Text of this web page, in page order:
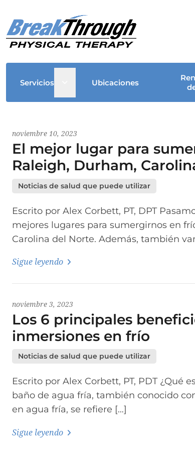
Servicios Open sub menu
Ubicaciones
Últimas
noviembre 10, 2023
El mejor lugar para
Raleigh, Durham,
Noticias de salud que puede utilizar
Escrito por Alex Corbett, PT, DPT
mejores lugares para sumergirnos en
Carolina del Norte. Además, también
Sigue leyendo
noviembre 3, 2023
Los 6 principales
inmersiones en frío
Noticias de salud que puede utilizar
Escrito por Alex Corbett, PT, PDT ¿Qué
baño de agua fría, también conocido
en agua fría, se refiere […]
Sigue leyendo